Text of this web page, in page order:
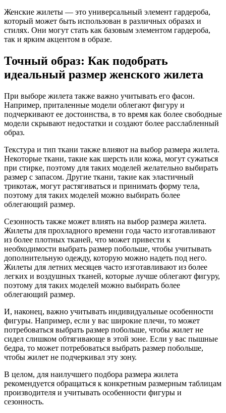
Женские жилеты — это универсальный элемент гардероба,
который может быть использован в различных образах и
стилях. Они могут стать как базовым элементом гардероба,
так и ярким акцентом в образе.
Точный образ: Как подобрать
идеальный размер женского жилета
При выборе жилета также важно учитывать его фасон.
Например, приталенные модели облегают фигуру и
подчеркивают ее достоинства, в то время как более свободные
модели скрывают недостатки и создают более расслабленный
образ.
Текстура и тип ткани также влияют на выбор размера жилета.
Некоторые ткани, такие как шерсть или кожа, могут сужаться
при стирке, поэтому для таких моделей желательно выбирать
размер с запасом. Другие ткани, такие как эластичный
трикотаж, могут растягиваться и принимать форму тела,
поэтому для таких моделей можно выбирать более
облегающий размер.
Сезонность также может влиять на выбор размера жилета.
Жилеты для прохладного времени года часто изготавливают
из более плотных тканей, что может привести к
необходимости выбрать размер побольше, чтобы учитывать
дополнительную одежду, которую можно надеть под него.
Жилеты для летних месяцев часто изготавливают из более
легких и воздушных тканей, которые лучше облегают фигуру,
поэтому для таких моделей можно выбирать более
облегающий размер.
И, наконец, важно учитывать индивидуальные особенности
фигуры. Например, если у вас широкие плечи, то может
потребоваться выбрать размер побольше, чтобы жилет не
сидел слишком обтягивающе в этой зоне. Если у вас пышные
бедра, то может потребоваться выбрать размер побольше,
чтобы жилет не подчеркивал эту зону.
В целом, для наилучшего подбора размера жилета
рекомендуется обращаться к конкретным размерным таблицам
производителя и учитывать особенности фигуры и
сезонность.